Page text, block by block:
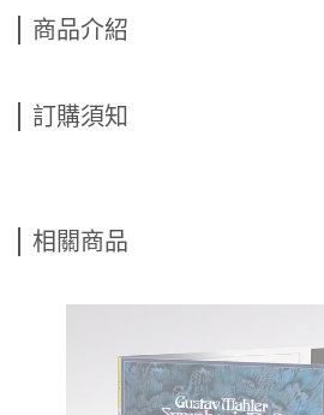
商品介紹
訂購須知
相關商品